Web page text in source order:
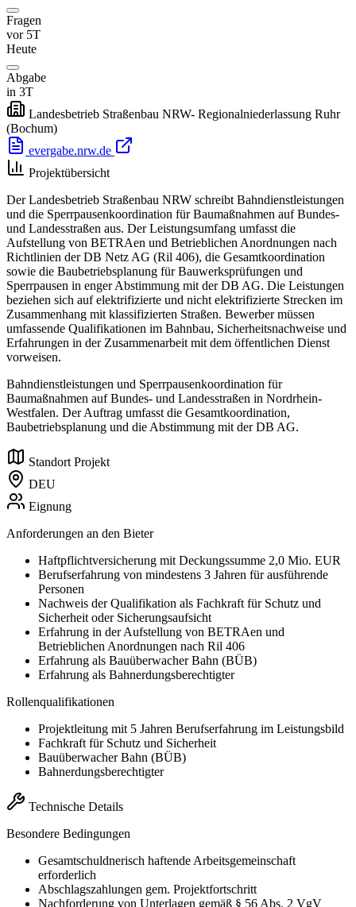
Fragen
vor 5T
Heute
Abgabe
in 3T
Landesbetrieb Straßenbau NRW- Regionalniederlassung Ruhr
(Bochum)
evergabe.nrw.de
Projektübersicht
Der Landesbetrieb Straßenbau NRW schreibt Bahndienstleistungen
und die Sperrpausenkoordination für Baumaßnahmen auf Bundes-
und Landesstraßen aus. Der Leistungsumfang umfasst die
Aufstellung von BETRAen und Betrieblichen Anordnungen nach
Richtlinien der DB Netz AG (Ril 406), die Gesamtkoordination
sowie die Baubetriebsplanung für Bauwerksprüfungen und
Sperrpausen in enger Abstimmung mit der DB AG. Die Leistungen
beziehen sich auf elektrifizierte und nicht elektrifizierte Strecken im
Zusammenhang mit klassifizierten Straßen. Bewerber müssen
umfassende Qualifikationen im Bahnbau, Sicherheitsnachweise und
Erfahrungen in der Zusammenarbeit mit dem öffentlichen Dienst
vorweisen.
Bahndienstleistungen und Sperrpausenkoordination für
Baumaßnahmen auf Bundes- und Landesstraßen in Nordrhein-
Westfalen. Der Auftrag umfasst die Gesamtkoordination,
Baubetriebsplanung und die Abstimmung mit der DB AG.
Standort Projekt
DEU
Eignung
Anforderungen an den Bieter
Haftpflichtversicherung mit Deckungssumme 2,0 Mio. EUR
Berufserfahrung von mindestens 3 Jahren für ausführende
Personen
Nachweis der Qualifikation als Fachkraft für Schutz und
Sicherheit oder Sicherungsaufsicht
Erfahrung in der Aufstellung von BETRAen und
Betrieblichen Anordnungen nach Ril 406
Erfahrung als Bauüberwacher Bahn (BÜB)
Erfahrung als Bahnerdungsberechtigter
Rollenqualifikationen
Projektleitung mit 5 Jahren Berufserfahrung im Leistungsbild
Fachkraft für Schutz und Sicherheit
Bauüberwacher Bahn (BÜB)
Bahnerdungsberechtigter
Technische Details
Besondere Bedingungen
Gesamtschuldnerisch haftende Arbeitsgemeinschaft
erforderlich
Abschlagszahlungen gem. Projektfortschritt
Nachforderung von Unterlagen gemäß § 56 Abs. 2 VgV